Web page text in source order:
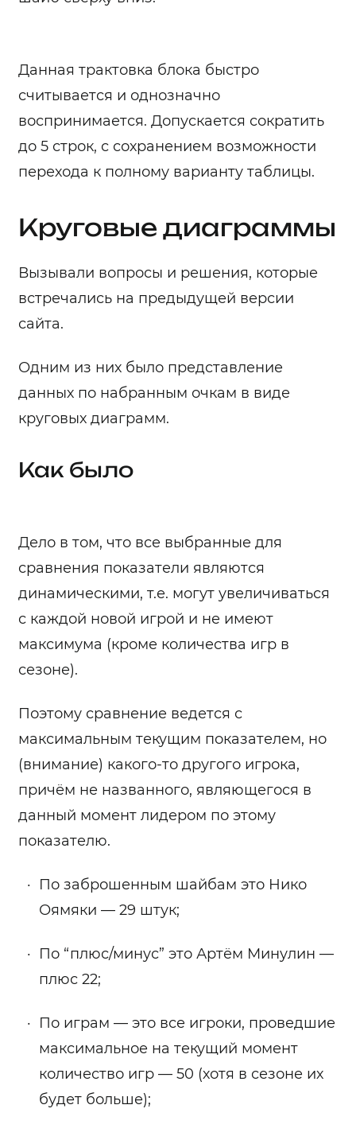
Данная трактовка блока быстро
считывается и однозначно
воспринимается. Допускается сократить
до 5 строк, с сохранением возможности
перехода к полному варианту таблицы.
Круговые диаграммы
Вызывали вопросы и решения, которые
встречались на предыдущей версии
сайта.
Одним из них было представление
данных по набранным очкам в виде
круговых диаграмм.
Как было
Дело в том, что все выбранные для
сравнения показатели являются
динамическими, т.е. могут увеличиваться
с каждой новой игрой и не имеют
максимума (кроме количества игр в
сезоне).
Поэтому сравнение ведется с
максимальным текущим показателем, но
(внимание) какого-то другого игрока,
причём не названного, являющегося в
данный момент лидером по этому
показателю.
По заброшенным шайбам это Нико
Оямяки — 29 штук;
По “плюс/минус” это Артём Минулин —
плюс 22;
По играм — это все игроки, проведшие
максимальное на текущий момент
количество игр — 50 (хотя в сезоне их
будет больше);